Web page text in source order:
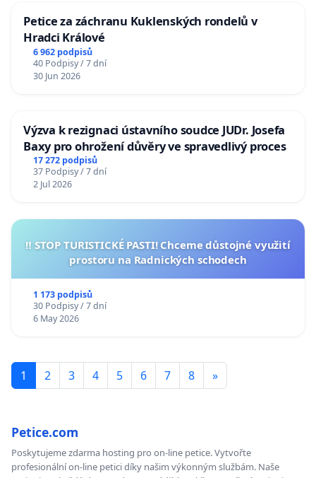
Petice za záchranu Kuklenských rondelů v
Hradci Králové
6 962 podpisů
40 Podpisy / 7 dní
30 Jun 2026
Výzva k rezignaci ústavního soudce JUDr. Josefa
Baxy pro ohrožení důvěry ve spravedlivý proces
17 272 podpisů
37 Podpisy / 7 dní
2 Jul 2026
‼️ STOP TURISTICKÉ PASTI! Chceme důstojné využití
prostoru na Radnických schodech
1 173 podpisů
30 Podpisy / 7 dní
6 May 2026
1 2 3 4 5 6 7 8 »
Petice.com
Poskytujeme zdarma hosting pro on-line petice. Vytvořte
profesionální on-line petici díky našim výkonným službám. Naše